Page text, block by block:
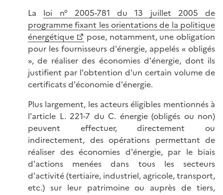
La loi n° 2005-781 du 13 juillet 2005 de
programme fixant les orientations de la politique
énergétique
pose, notamment, une obligation
pour les fournisseurs d'énergie, appelés « obligés
», de réaliser des économies d'énergie, dont ils
justifient par l'obtention d'un certain volume de
certificats d'économie d'énergie.
Plus largement, les acteurs éligibles mentionnés à
l'article L. 221-7 du C. énergie (obligés ou non)
peuvent effectuer, directement ou
indirectement, des opérations permettant de
réaliser des économies d'énergie, par le biais
d'actions menées dans tous les secteurs
d'activité (tertiaire, industriel, agricole, transport,
etc.) sur leur patrimoine ou auprès de tiers,